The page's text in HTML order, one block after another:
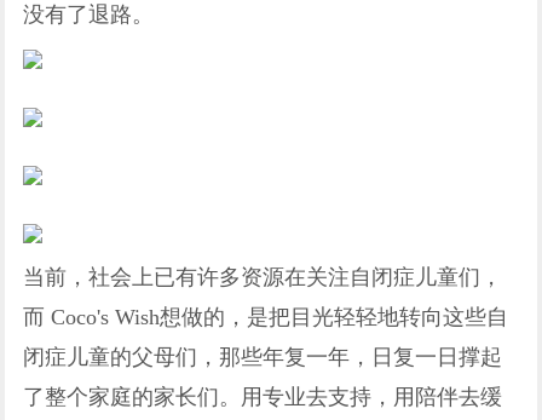
没有了退路。
当前，社会上已有许多资源在关注自闭症儿童们，
而 Coco's Wish想做的，是把目光轻轻地转向这些自
闭症儿童的父母们，那些年复一年，日复一日撑起
了整个家庭的家长们。用专业去支持，用陪伴去缓